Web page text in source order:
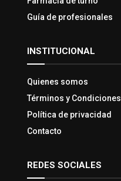
Guía de profesionales
INSTITUCIONAL
Quienes somos
Términos y Condiciones
Política de privacidad
Contacto
REDES SOCIALES